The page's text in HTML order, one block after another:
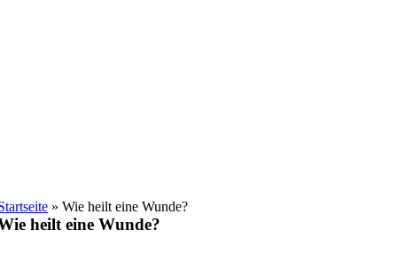
»Wie heilt eine Wunde?
heilt eine Wunde?